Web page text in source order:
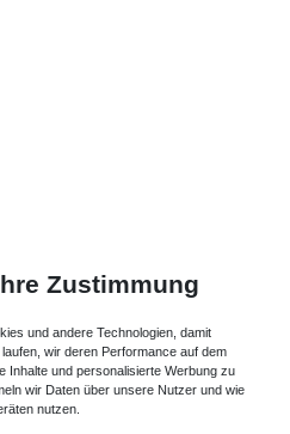
Zustimmung
und andere Technologien, damit
wir deren Performance auf dem
Inhalte und personalisierte Werbung zu
wir Daten über unsere Nutzer und wie
nutzen.